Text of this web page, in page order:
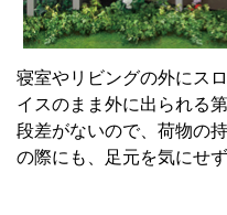
寝室やリビングの外にス
イスのまま外に出られる
段差がないので、荷物の
の際にも、足元を気にせ